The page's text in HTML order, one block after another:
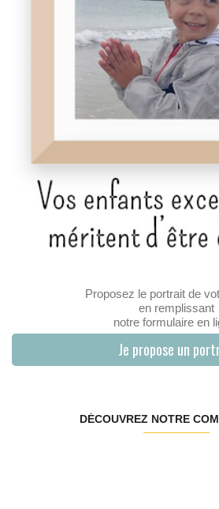
Proposez le portrait de
en remplissant
notre formulaire en
Je propose un
DÉCOUVREZ NOTRE